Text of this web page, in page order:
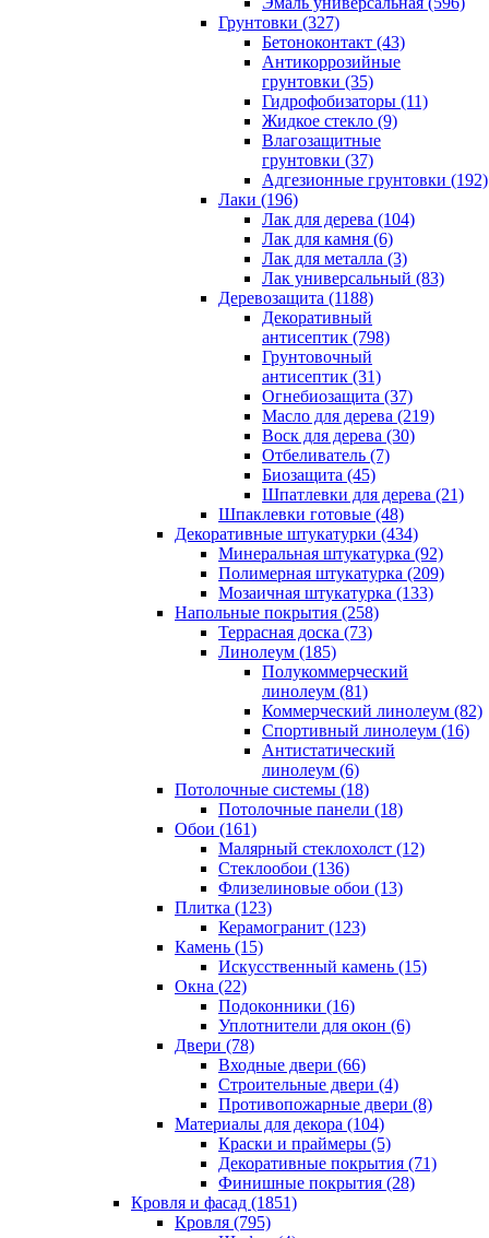
Грунтовки (327)
Бетоноконтакт (43)
Антикоррозийные
грунтовки (35)
Гидрофобизаторы (11)
Жидкое стекло (9)
Влагозащитные
грунтовки (37)
Адгезионные грунтовки (192)
Лаки (196)
Лак для дерева (104)
Лак для камня (6)
Лак для металла (3)
Лак универсальный (83)
Деревозащита (1188)
Декоративный
антисептик (798)
Грунтовочный
антисептик (31)
Огнебиозащита (37)
Масло для дерева (219)
Воск для дерева (30)
Отбеливатель (7)
Биозащита (45)
Шпатлевки для дерева (21)
Шпаклевки готовые (48)
Декоративные штукатурки (434)
Минеральная штукатурка (92)
Полимерная штукатурка (209)
Мозаичная штукатурка (133)
Напольные покрытия (258)
Террасная доска (73)
Линолеум (185)
Полукоммерческий
линолеум (81)
Коммерческий линолеум (82)
Спортивный линолеум (16)
Антистатический
линолеум (6)
Потолочные системы (18)
Потолочные панели (18)
Обои (161)
Малярный стеклохолст (12)
Стеклообои (136)
Флизелиновые обои (13)
Плитка (123)
Керамогранит (123)
Камень (15)
Искусственный камень (15)
Окна (22)
Подоконники (16)
Уплотнители для окон (6)
Двери (78)
Входные двери (66)
Строительные двери (4)
Противопожарные двери (8)
Материалы для декора (104)
Краски и праймеры (5)
Декоративные покрытия (71)
Финишные покрытия (28)
Кровля и фасад (1851)
Кровля (795)